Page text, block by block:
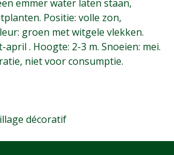
emmer water laten staan,
Positie: volle zon,
groen met witgele vlekken.
. Hoogte: 2-3 m. Snoeien: mei.
niet voor consumptie.
décoratif